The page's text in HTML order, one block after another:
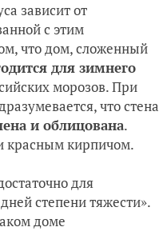
зависит от
с этим
что дом, сложенный
для зимнего
морозов. При
что стена
и облицована.
красным кирпичом.
для
степени тяжести».
доме